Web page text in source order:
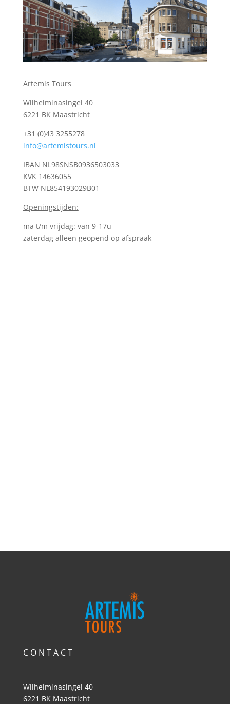
Artemis Tours
Wilhelminasingel 40
6221 BK Maastricht
+31 (0)43 3255278
info@artemistours.nl
IBAN NL98SNSB0936503033
KVK 14636055
BTW NL854193029B01
Openingstijden:
ma t/m vrijdag: van 9-17u
zaterdag alleen geopend op afspraak
C O N T A C T
Wilhelminasingel 40
6221 BK Maastricht